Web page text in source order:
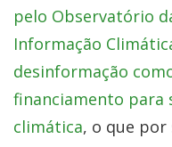
pelo Observatório
Informação
desinformação
financiamento para
climática, o que por